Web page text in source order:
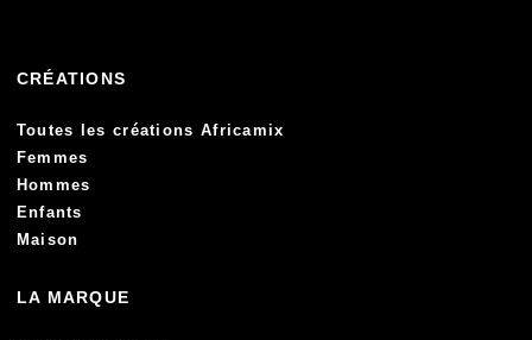
CRÉATIONS
Toutes les créations Africamix
Femmes
Hommes
Enfants
Maison
LA MARQUE